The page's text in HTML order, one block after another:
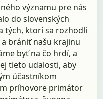
významu pre nás
do slovenských
tých, ktorí sa rozhodli
brániť našu krajinu
byť na čo hrdí, a
tieto udalosti, aby
účastníkom
príhovore primátor